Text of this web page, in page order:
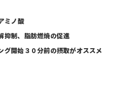
ミノ酸
抑制、脂肪燃焼の促進
グ開始３０分前の摂取がオススメ